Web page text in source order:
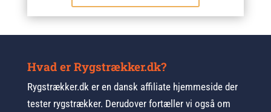
Hvad er Rygstrækker.dk?
Rygstrækker.dk er en dansk affiliate hjemmeside der
tester rygstrækker. Derudover fortæller vi også om